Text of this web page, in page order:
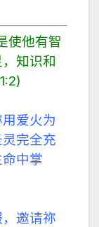
使他有智
知识和
爱火为
完全充
中掌
邀请祢